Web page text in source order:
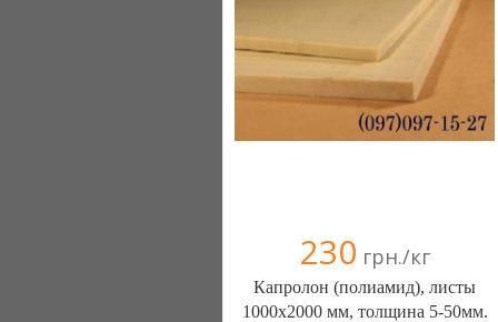
230 грн./кг
Капролон (полиамид), листы
1000х2000 мм, толщина 5-50мм.